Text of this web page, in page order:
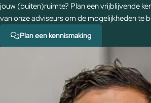
jouw (buiten)ruimte? Plan een vrijblijvende
van onze adviseurs om de mogelijkheden te
Plan een kennismaking